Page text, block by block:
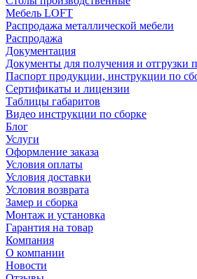
Мебель LOFT
Распродажа металлической мебели
Распродажа
Документация
Документы для получения и отгрузки
Паспорт продукции, инструкции по
Сертификаты и лицензии
Таблицы габаритов
Видео инструкции по сборке
Блог
Услуги
Оформление заказа
Условия оплаты
Условия доставки
Условия возврата
Замер и сборка
Монтаж и установка
Гарантия на товар
Компания
О компании
Новости